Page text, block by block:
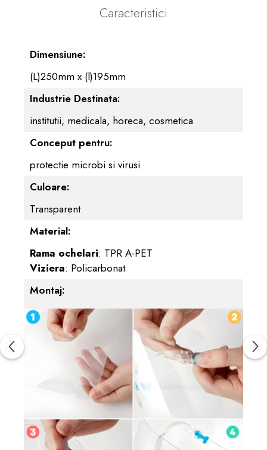
Caracteristici
Dimensiune:
(L)250mm x (l)195mm
Industrie Destinata:
institutii, medicala, horeca, cosmetica
Conceput pentru:
protectie microbi si virusi
Culoare:
Transparent
Material:
Rama ochelari: TPR A-PET
Viziera: Policarbonat
Montaj: